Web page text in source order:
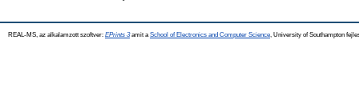
REAL-MS, az alkalamzott szoftver: EPrints 3amit a School of Electronics and Computer Science , University of Southampton